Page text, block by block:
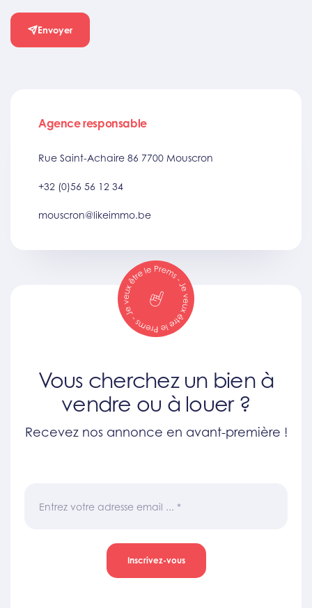
Envoyer
Agence responsable
Rue Saint-Achaire 86 7700 Mouscron
+32 (0)56 56 12 34
mouscron@likeimmo.be
Vous cherchez un bien à
vendre ou à louer ?
Recevez nos annonce en avant-première !
Entrez votre adresse email ... *
Inscrivez-vous